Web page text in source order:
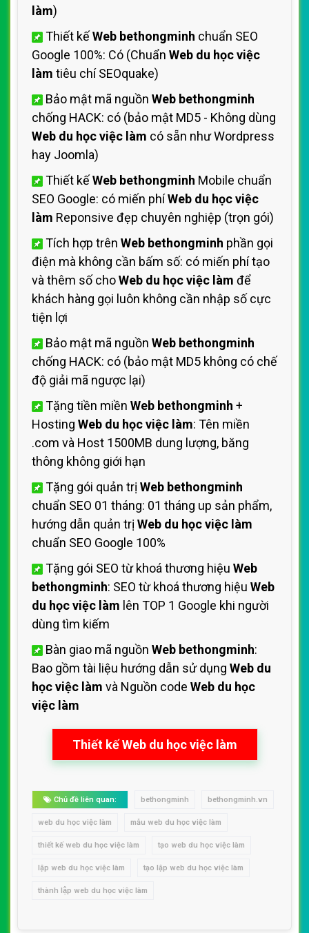
làm)
Thiết kếWeb bethongminh chuẩn SEO
Google 100%: Có (Chuẩn Web du học việc
làm tiêu chí SEOquake)
Bảo mật mã nguồn Web bethongminh
chống HACK: có (bảo mật MD5 - Không dùng
Web du học việc làm có sẵn như Wordpress
hay Joomla)
Thiết kếWeb bethongminh Mobile chuẩn
SEO Google: có miến phíWeb du học việc
làm Reponsive đẹp chuyên nghiệp (trọn gói)
Tích hợp trên Web bethongminh phần gọi
điện mà không cần bấm số: có miến phí tạo
và thêm số choWeb du học việc làm để
khách hàng gọi luôn không cần nhập số cực
tiện lợi
Bảo mật mã nguồn Web bethongminh
chống HACK: có (bảo mật MD5 không có chế
độ giải mã ngược lại)
Tặng tiền miền Web bethongminh +
Hosting Web du học việc làm: Tên miền
.com và Host 1500MB dung lượng, băng
thông không giới hạn
Tặng gói quản trị Web bethongminh
chuẩn SEO 01 tháng: 01 tháng up sản phẩm,
hướng dẫn quản trị Web du học việc làm
chuẩn SEO Google 100%
Tặng gói SEO từ khoá thương hiệu Web
bethongminh: SEO từ khoá thương hiệu Web
du học việc làm lên TOP 1 Google khi người
dùng tìm kiếm
Bàn giao mã nguồn Web bethongminh:
Bao gồm tài liệu hướng dẫn sử dụng Web du
học việc làm và Nguồn code Web du học
việc làm
Thiết kế Web du học việc làm
Chủ đề liên quan: bethongminh bethongminh.vn
web du học việc làm mẫu web du học việc làm
thiết kế web du học việc làm tạo web du học việc làm
lập web du học việc làm tạo lập web du học việc làm
thành lập web du học việc làm